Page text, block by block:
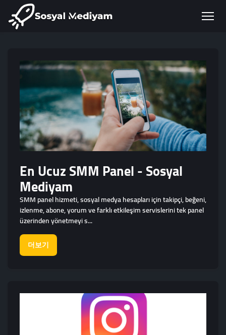
En Ucuz SMM Panel - Sosyal
Mediyam
SMM panel hizmeti, sosyal medya hesapları için takipçi, beğeni,
izlenme, abone, yorum ve farklı etkileşim servislerini tek panel
üzerinden yönetmeyi s...
더보기